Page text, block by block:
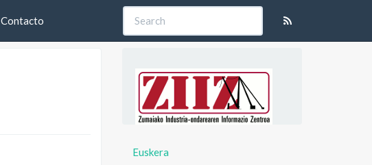
Contacto
Euskera